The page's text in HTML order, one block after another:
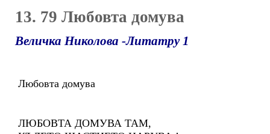
13. 79 Любовта домува
Величка Николова -Литатру 1
Любовта домува
ЛЮБОВТА ДОМУВА ТАМ,